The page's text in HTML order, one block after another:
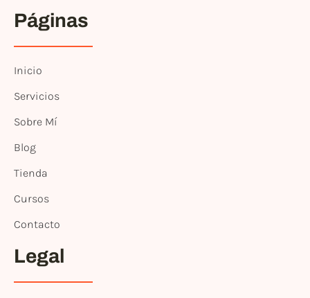
Páginas
Inicio
Servicios
Sobre Mí
Blog
Tienda
Cursos
Contacto
Legal